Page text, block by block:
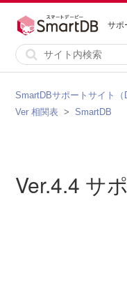
サポ
SmartDBサポートサイト（
Ver 相関表
SmartDB
Ver.4.4 サ